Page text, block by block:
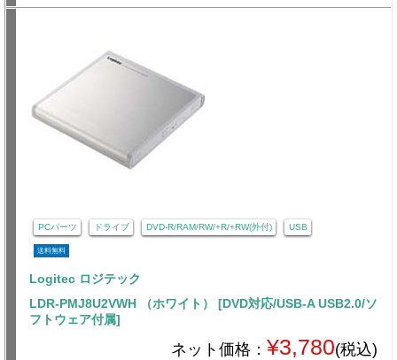
PCパーツ ドライブ DVD-R/RAM/RW/+R/+RW(外付) USB
送料無料
Logitec ロジテック
LDR-PMJ8U2VWH （ホワイト） [DVD対応/USB-A USB2.0/ソ
フトウェア付属]
ネット価格： ¥3,780(税込)